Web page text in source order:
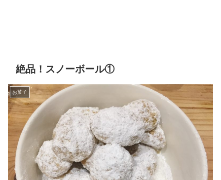
絶品！スノーボール①
お菓子